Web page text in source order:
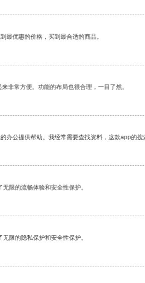
最优惠的价格，买到最合适的商品。
非常方便。功能的布局也很合理，一目了然。
办公提供帮助。我经常需要查找资料，这款app的搜
限的流畅体验和安全性保护。
限的隐私保护和安全性保护。